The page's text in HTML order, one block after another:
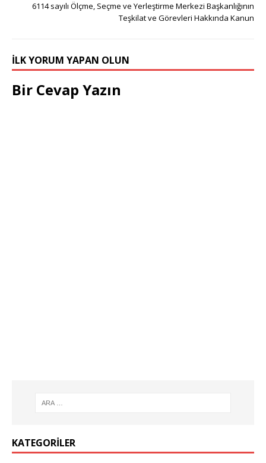
6114 sayılı Ölçme, Seçme ve Yerleştirme Merkezi Başkanlığının
Teşkilat ve Görevleri Hakkında Kanun
İLK YORUM YAPAN OLUN
Bir Cevap Yazın
KATEGORILER